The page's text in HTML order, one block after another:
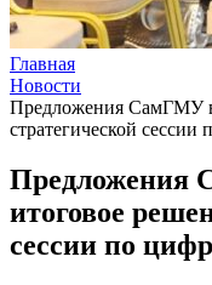
Главная
Новости
Предложения СамГМУ
стратегической
Предложения
итоговое
сессии по